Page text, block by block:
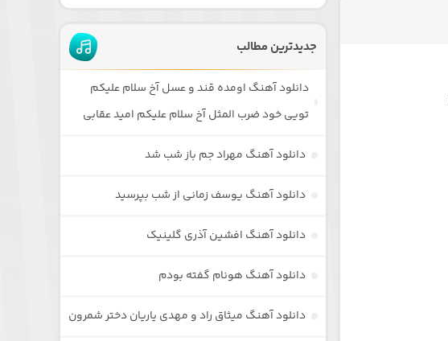
جدیدترین مطالب
دانلود آهنگ اومده قند و عسل آخ سلام علیکم
تویی خود ضرب المثل آخ سلام علیکم امید عقابی
دانلود آهنگ مهراد جم باز شب شد
دانلود آهنگ یوسف زمانی از شب بپرسید
دانلود آهنگ افشین آذری گلینیک
دانلود آهنگ هونام گفته بودم
دانلود آهنگ میثاق راد و مهدی یاریان دختر شمرون